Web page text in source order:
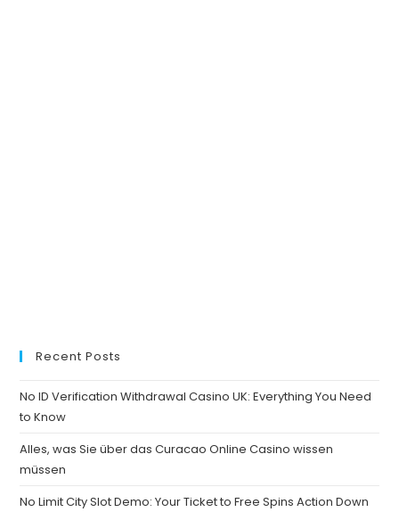
Recent Posts
No ID Verification Withdrawal Casino UK: Everything You Need
to Know
Alles, was Sie über das Curacao Online Casino wissen
müssen
No Limit City Slot Demo: Your Ticket to Free Spins Action Down